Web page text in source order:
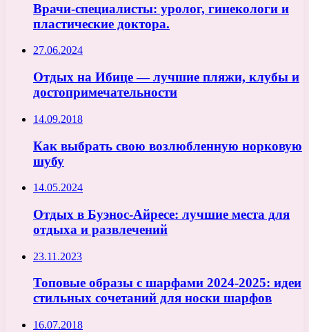
Врачи-специалисты: уролог, гинекологи и
пластические доктора.
27.06.2024
Отдых на Ибице — лучшие пляжи, клубы и
достопримечательности
14.09.2018
Как выбрать свою возлюбленную норковую
шубу
14.05.2024
Отдых в Буэнос-Айресе: лучшие места для
отдыха и развлечений
23.11.2023
Топовые образы с шарфами 2024-2025: идеи
стильных сочетаний для носки шарфов
16.07.2018